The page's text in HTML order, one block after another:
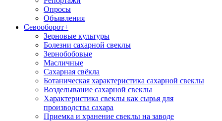
Опросы
Объявления
Севооборот+
Зерновые культуры
Болезни сахарной свеклы
Зернобобовые
Масличные
Сахарная свёкла
Ботаническая характеристика сахарной свеклы
Возделывание сахарной свеклы
Характеристика свеклы как сырья для
производства сахара
Приемка и хранение свеклы на заводе